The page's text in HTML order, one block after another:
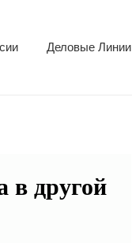
Деловые Линии
в другой